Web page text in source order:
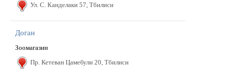
Ул. С. Канделаки 57, Тбилиси
Доган
Зоомагазин
Пр. Кетеван Цамебули 20, Тбилиси